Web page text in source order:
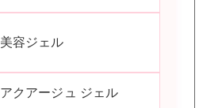
美容ジェル
アクアージュ ジェル